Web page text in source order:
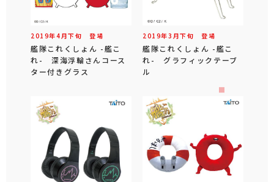
2019年4 月下旬 登場
艦隊これくしょん -艦こ
れ- 深海浮輪さんコース
ター付きグラス
2019年3 月下旬 登場
艦隊これくしょん -艦こ
れ- グラフィックテーブ
ル